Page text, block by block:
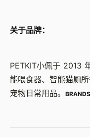
关于品牌：
PETKIT小佩于 2013
能喂食器、智能猫厕
宠物日常用品。